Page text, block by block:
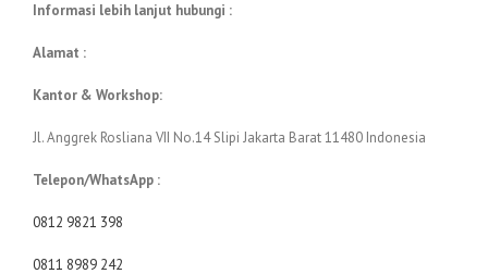
Informasi lebih lanjut hubungi :
Alamat :
Kantor & Workshop:
Jl. Anggrek Rosliana VII No.14 Slipi Jakarta Barat 11480 Indonesia
Telepon/WhatsApp :
0812 9821 398
0811 8989 242